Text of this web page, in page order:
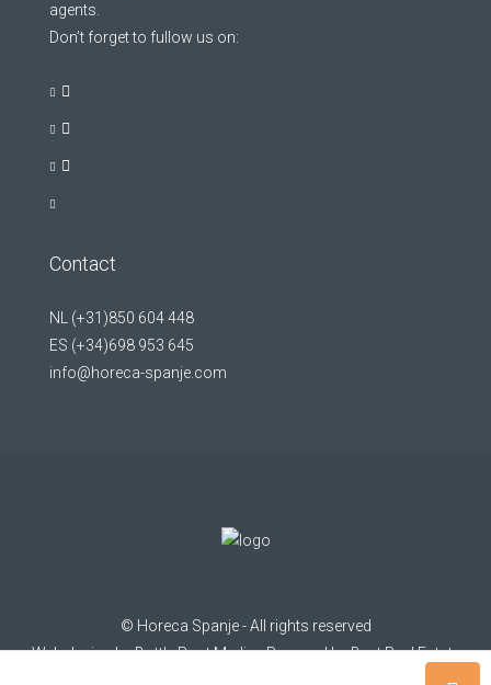
agents.
Don’t forget to fullow us on:
Contact
NL (+31)850 604 448
ES (+34)698 953 645
info@horeca-spanje.com
© Horeca Spanje- All rights reserved
Web design byBottle Post Media- Powered byBest Real Estate